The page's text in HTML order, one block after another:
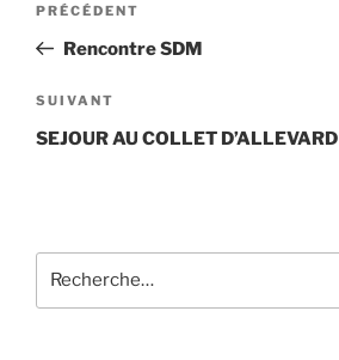
PRÉCÉDENT
Rencontre SDM
SUIVANT
SEJOUR AU COLLET D’ALLEVARD